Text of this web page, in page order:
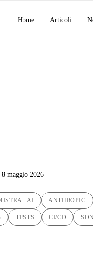
Home Articoli
maggio 2026
AI ANTHROPIC
TESTS CI/CD